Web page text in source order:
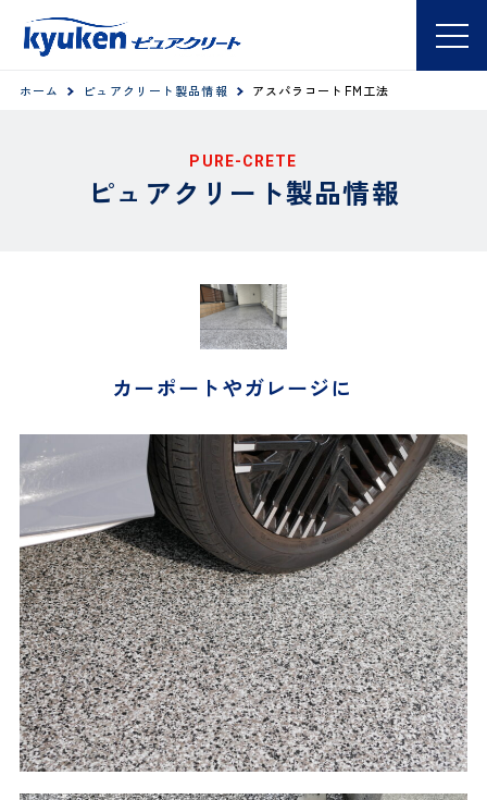
ホーム ピュアクリート製品情報 アスパラコートFM工法
PURE-CRETE
ピュアクリート製品情報
カーポートやガレージに